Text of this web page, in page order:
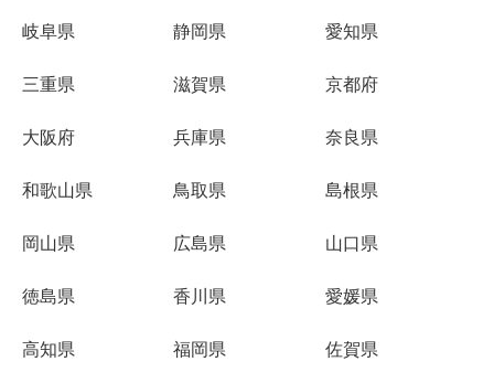
岐阜県 静岡県 愛知県
三重県 滋賀県 京都府
大阪府 兵庫県 奈良県
和歌山県 鳥取県 島根県
岡山県 広島県 山口県
徳島県 香川県 愛媛県
高知県 福岡県 佐賀県